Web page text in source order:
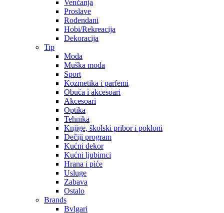
Venčanja
Proslave
Rođendani
Hobi/Rekreacija
Dekoracija
Tip
Moda
Muška moda
Sport
Kozmetika i parfemi
Obuća i akcesoari
Akcesoari
Optika
Tehnika
Knjige, školski pribor i pokloni
Dečiji program
Kućni dekor
Kućni ljubimci
Hrana i piće
Usluge
Zabava
Ostalo
Brands
Bvlgari